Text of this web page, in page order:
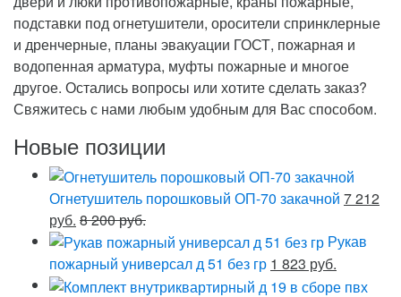
подставки под огнетушители, оросители спринклерные
и дренчерные, планы эвакуации ГОСТ, пожарная и
водопенная арматура, муфты пожарные и многое
другое. Остались вопросы или хотите сделать заказ?
Свяжитесь с нами любым удобным для Вас способом.
Новые позиции
Огнетушитель порошковый ОП-70 закачной 7 212
руб. 8 200 руб.
Рукав
пожарный универсал д 51 без гр 1 823 руб.